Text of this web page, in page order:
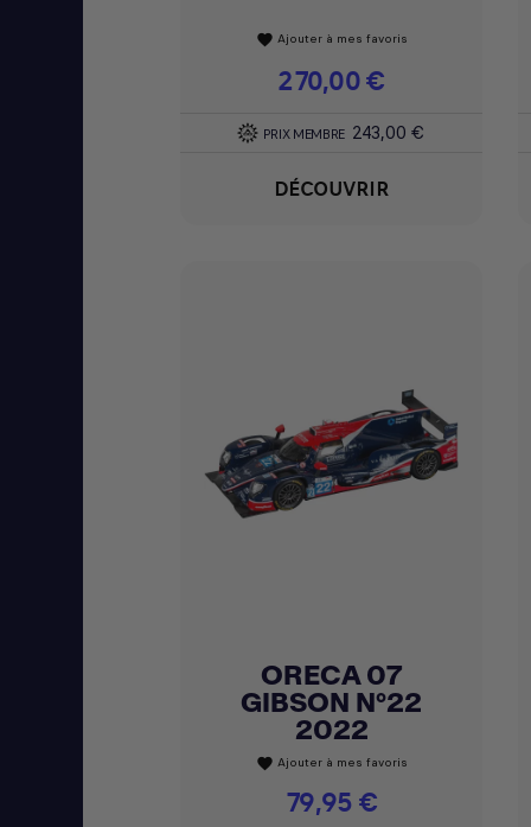
favorite Ajouter à mes favoris
Prix
270,00 €
PRIX MEMBRE 243,00 €
DÉCOUVRIR
Achat express
ORECA 07
GIBSON N°22
2022
favorite Ajouter à mes favoris
Prix
79,95 €